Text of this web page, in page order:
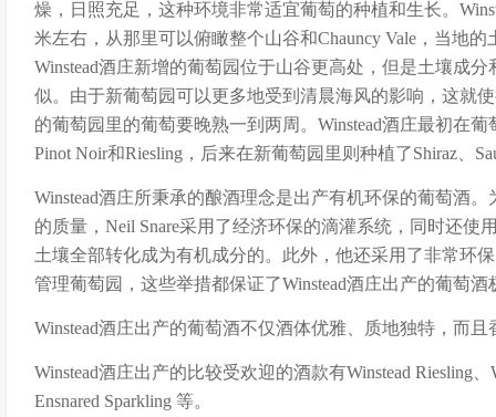
燥，日照充足，这种环境非常适宜葡萄的种植和生长。
米左右，从那里可以俯瞰整个山谷和Chauncy Vale，当地
Winstead酒庄新增的葡萄园位于山谷更高处，但是土壤成
似。由于新葡萄园可以更多地受到清晨海风的影响，这就
的葡萄园里的葡萄要晚熟一到两周。Winstead酒庄最初在
Pinot Noir和Riesling，后来在新葡萄园里则种植了Shiraz、
Winstead酒庄所秉承的酿酒理念是出产有机环保的葡萄酒。
的质量，Neil Snare采用了经济环保的滴灌系统，同时还使
土壤全部转化成为有机成分的。此外，他还采用了非常环
管理葡萄园，这些举措都保证了Winstead酒庄出产的葡萄
Winstead酒庄出产的葡萄酒不仅酒体优雅、质地独特，而
Winstead酒庄出产的比较受欢迎的酒款有Winstead Riesling、
Ensnared Sparkling 等。